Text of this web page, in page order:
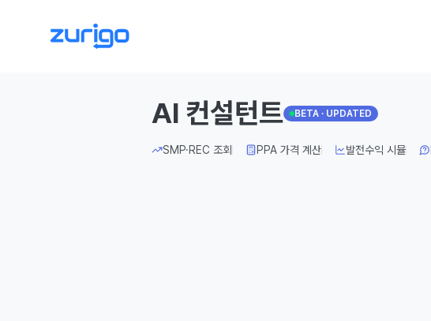
AI 컨설턴트 BETA · UPDATED
SMP·REC 조회 PPA 가격 계산 발전수익 시뮬